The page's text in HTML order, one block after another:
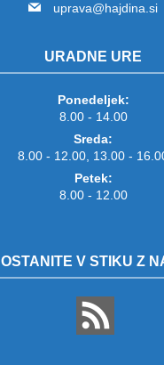
uprava@hajdina.si
URADNE URE
Ponedeljek:
8.00 - 14.00
Sreda:
8.00 - 12.00, 13.00 -
Petek:
8.00 - 12.00
OSTANITE V STIKU Z